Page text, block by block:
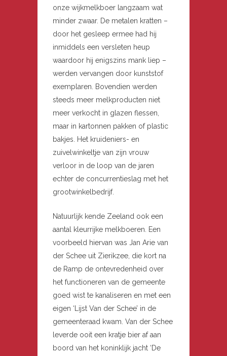
onze wijkmelkboer langzaam wat
minder zwaar. De metalen kratten –
door het gesleep ermee had hij
inmiddels een versleten heup
waardoor hij enigszins mank liep –
werden vervangen door kunststof
exemplaren. Bovendien werden
steeds meer melkproducten niet
meer verkocht in glazen flessen,
maar in kartonnen pakken of plastic
bakjes. Het kruideniers- en
zuivelwinkeltje van zijn vrouw
verloor in de loop van de jaren
echter de concurrentieslag met het
grootwinkelbedrijf.
Natuurlijk kende Zeeland ook een
aantal kleurrijke melkboeren. Een
voorbeeld hiervan was Jan Arie van
der Schee uit Zierikzee, die kort na
de Ramp de ontevredenheid over
het functioneren van de gemeente
goed wist te kanaliseren en met een
eigen ‘Lijst Van der Schee’ in de
gemeenteraad kwam. Van der Schee
leverde ooit een kratje bier af aan
boord van het koninklijk jacht ‘De